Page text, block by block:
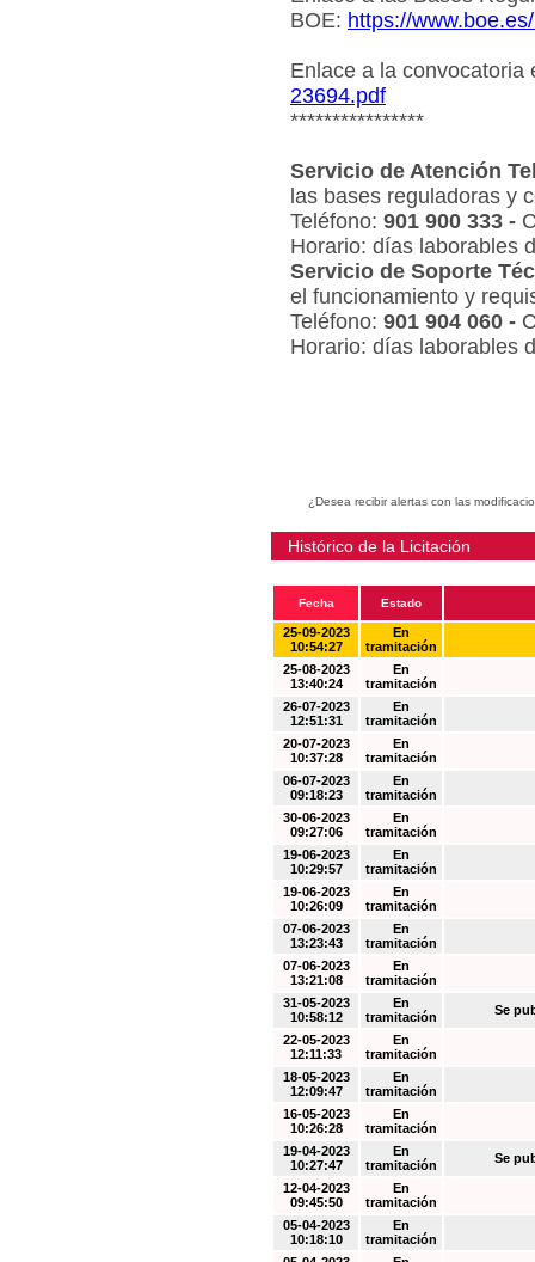
BOE: https://
Enlace a la
23694.pdf
****************
Servicio de Atención
las bases reguladoras y
Teléfono: 901 900 333 -
Horario: días laborables
Servicio de Soporte
el funcionamiento y
Teléfono: 901 904 060 -
Horario: días laborables
¿Desea recibir alertas con las
Histórico de la Licitación
Fecha Estado
25-09-2023
10:54:27
En
tramitación
25-08-2023
13:40:24
En
tramitación
26-07-2023
12:51:31
En
tramitación
20-07-2023
10:37:28
En
tramitación
06-07-2023
09:18:23
En
tramitación
30-06-2023
09:27:06
En
tramitación
19-06-2023
10:29:57
En
tramitación
19-06-2023
10:26:09
En
tramitación
07-06-2023
13:23:43
En
tramitación
07-06-2023
13:21:08
En
tramitación
31-05-2023
10:58:12
En
tramitación
Se
22-05-2023
12:11:33
En
tramitación
18-05-2023
12:09:47
En
tramitación
16-05-2023
10:26:28
En
tramitación
19-04-2023
10:27:47
En
tramitación
Se
12-04-2023
09:45:50
En
tramitación
05-04-2023
10:18:10
En
tramitación